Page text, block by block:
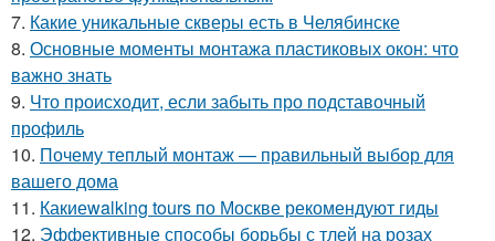
7. Какие уникальные скверы есть в Челябинске
8. Основные моменты монтажа пластиковых окон: что
важно знать
9. Что происходит, если забыть про подставочный
профиль
10. Почему теплый монтаж — правильный выбор для
вашего дома
11. Какиеwalking tours по Москве рекомендуют гиды
12. Эффективные способы борьбы с тлей на розах